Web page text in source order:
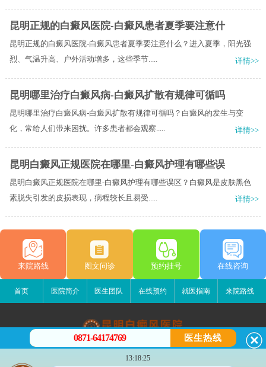
昆明正规的白癜风医院-白癜风患者夏季要注意什
昆明正规的白癜风医院-白癜风患者夏季要注意什么？进入夏季，阳光强
烈、气温升高、户外活动增多，这些季节.....
详情>>
昆明哪里治疗白癜风病-白癜风扩散有规律可循吗
昆明哪里治疗白癜风病-白癜风扩散有规律可循吗？白癜风的发生与变
化，常给人们带来困扰。许多患者都会观察.....
详情>>
昆明白癜风正规医院在哪里-白癜风护理有哪些误
昆明白癜风正规医院在哪里-白癜风护理有哪些误区？白癜风是皮肤黑色
素脱失引发的皮损表现，病程较长且易受.....
详情>>
来院路线 图文问诊 预约挂号 在线咨询
首页 医院简介 医生团队 在线预约 就医指南 来院路线
昆明白癜风医院
昆明市五华区护国路2号
0871-64174769 医生热线
13:18:25